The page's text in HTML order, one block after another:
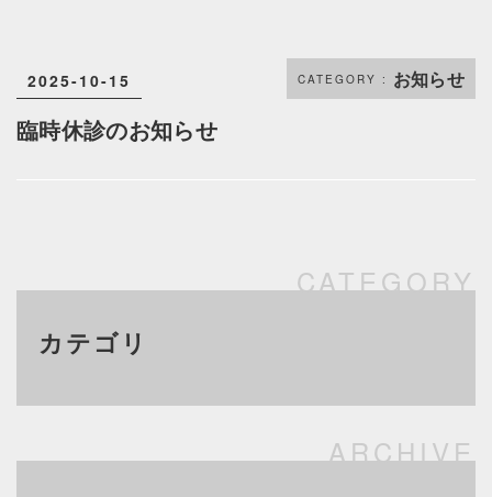
お知らせ
2025-10-15
臨時休診のお知らせ
カテゴリ